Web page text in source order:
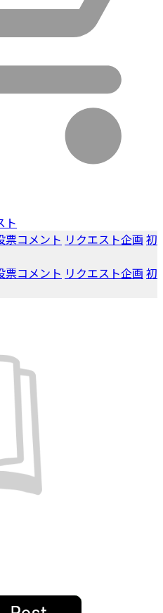
ト
票コメント リクエスト企画 初
票コメント リクエスト企画 初